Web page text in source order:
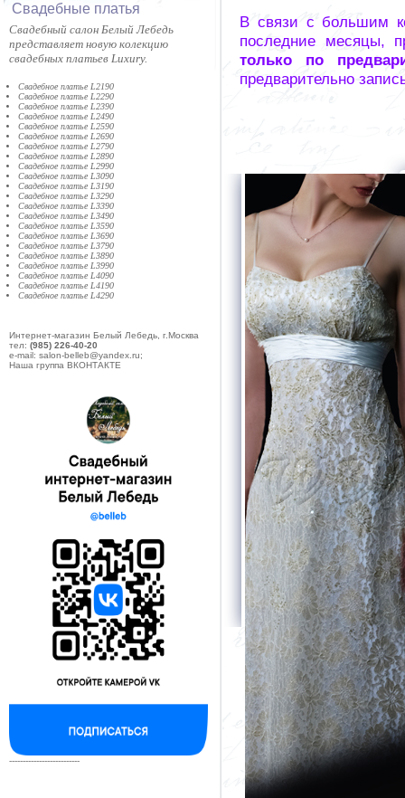
Cвадебные платья
Cвадебный салон Белый Лебедь
представляет новую колекцию
свадебных платьев Luxury.
Свадебное платье L2190
Свадебное платье L2290
Свадебное платье L2390
Свадебное платье L2490
Свадебное платье L2590
Свадебное платье L2690
Свадебное платье L2790
Свадебное платье L2890
Свадебное платье L2990
Свадебное платье L3090
Свадебное платье L3190
Свадебное платье L3290
Свадебное платье L3390
Свадебное платье L3490
Свадебное платье L3590
Свадебное платье L3690
Свадебное платье L3790
Свадебное платье L3890
Свадебное платье L3990
Свадебное платье L4090
Свадебное платье L4190
Свадебное платье L4290
Интернет-магазин Белый Лебедь, г.Москва
тел: (985) 226-40-20
e-mail: salon-belleb@yandex.ru;
Наша группа ВКОНТАКТЕ
--------------------------
В связи с большим
последние месяцы,
только по
предварительно